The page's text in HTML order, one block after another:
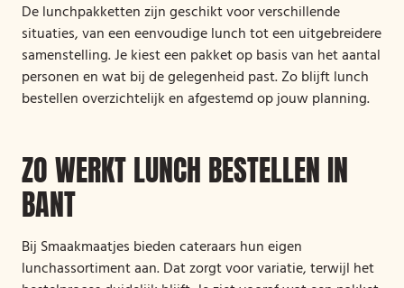
De lunchpakketten zijn geschikt voor verschillende
situaties, van een eenvoudige lunch tot een uitgebreidere
samenstelling. Je kiest een pakket op basis van het aantal
personen en wat bij de gelegenheid past. Zo blijft lunch
bestellen overzichtelijk en afgestemd op jouw planning.
ZO WERKT LUNCH BESTELLEN IN
BANT
Bij Smaakmaatjes bieden cateraars hun eigen
lunchassortiment aan. Dat zorgt voor variatie, terwijl het